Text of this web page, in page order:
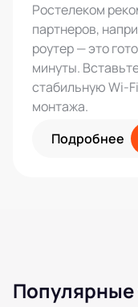
Ростелеком
партнеров,
роутер — это
минуты.
стабильную Wi-
монтажа.
Подробнее
Популярные